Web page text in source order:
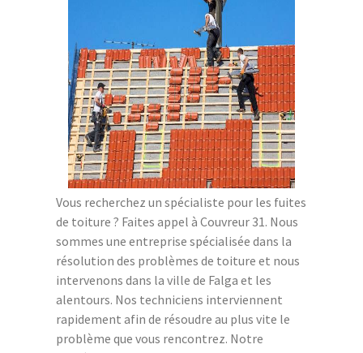
Vous recherchez un spécialiste pour les fuites
de toiture ? Faites appel à Couvreur 31. Nous
sommes une entreprise spécialisée dans la
résolution des problèmes de toiture et nous
intervenons dans la ville de Falga et les
alentours. Nos techniciens interviennent
rapidement afin de résoudre au plus vite le
problème que vous rencontrez. Notre